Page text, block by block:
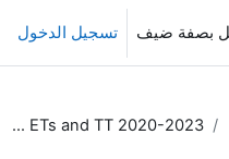
بصفة ضيف تسجيل الدخول
TORs & Memberships of ETs and TT 2020-2023